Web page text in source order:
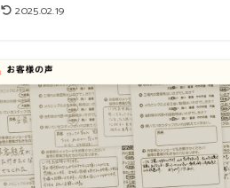
2025.02.19